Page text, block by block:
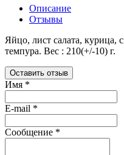
Описание
Отзывы
Яйцо, лист салата, курица,
темпура. Вес : 210(+/-10) г.
Оставить отзыв
Имя *
E-mail *
Сообщение *